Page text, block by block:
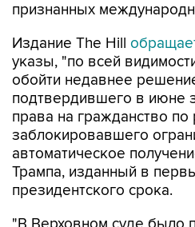
Издание The Hill
обойти недавнее
подтвердившего в июне
права на гражданство
заблокировавшего
автоматическое
Трампа, изданный в
президентского срока.
"В Верховном суде было